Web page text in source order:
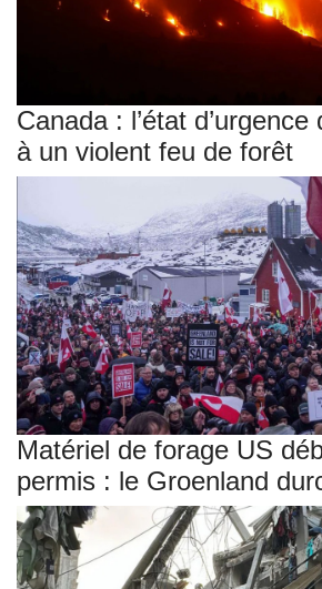
Canada : l’état
à un violent feu de forêt
Matériel de forage US
permis : le Groenland